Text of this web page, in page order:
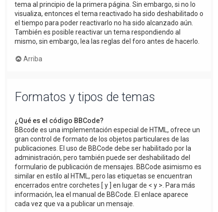
tema al principio de la primera página. Sin embargo, si no lo
visualiza, entonces el tema reactivado ha sido deshabilitado o
el tiempo para poder reactivarlo no ha sido alcanzado aún.
También es posible reactivar un tema respondiendo al
mismo, sin embargo, lea las reglas del foro antes de hacerlo.
Arriba
Formatos y tipos de temas
¿Qué es el código BBCode?
BBcode es una implementación especial de HTML, ofrece un
gran control de formato de los objetos particulares de las
publicaciones. El uso de BBCode debe ser habilitado por la
administración, pero también puede ser deshabilitado del
formulario de publicación de mensajes. BBCode asimismo es
similar en estilo al HTML, pero las etiquetas se encuentran
encerrados entre corchetes [ y ] en lugar de < y >. Para más
información, lea el manual de BBCode. El enlace aparece
cada vez que va a publicar un mensaje.